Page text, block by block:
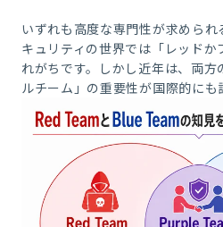
いずれも高度な専門性が求めら
キュリティの世界では「レッド
れがちです。しかし近年は、両
ルチーム」の重要性が国際的にも